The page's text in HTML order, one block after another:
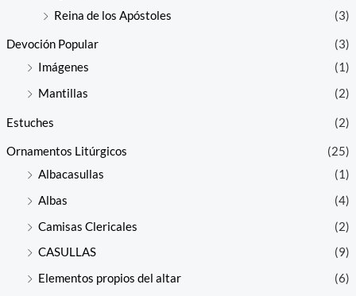
Reina de los Apóstoles
(3)
Devoción Popular
(3)
Imágenes
(1)
Mantillas
(2)
Estuches (2)
Ornamentos Litúrgicos
(25)
Albacasullas
(1)
Albas
(4)
Camisas Clericales
(2)
CASULLAS
(9)
Elementos propios del altar
(6)